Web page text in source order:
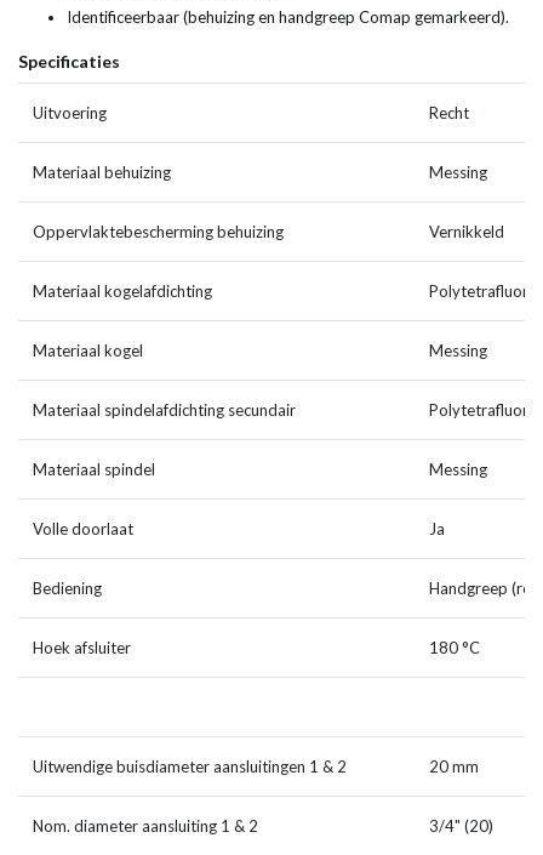
Identificeerbaar (behuizing en handgreep Comap gemarkeerd).
Specificaties
Uitvoering Recht
Materiaal behuizing Messing
Oppervlaktebescherming behuizing Vernikkeld
Materiaal kogelafdichting
Materiaal kogel Messing
Materiaal spindelafdichting secundair
Materiaal spindel Messing
Volle doorlaat Ja
Bediening Handgreep
Hoek afsluiter 180 °C
Uitwendige buisdiameter aansluitingen 1 & 2 20 mm
Nom. diameter aansluiting 1 & 2 3/4" (20)